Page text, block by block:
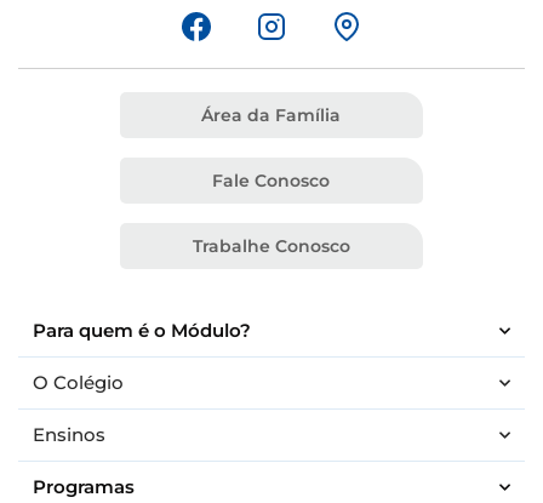
Para quem é o Módulo?
O Colégio
Ensinos
Programas
Área da Família
Fale Conosco
Trabalhe Conosco